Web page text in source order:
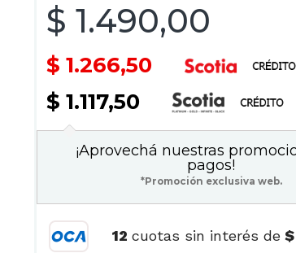
$ 1.490,00
$ 1.266,50
$ 1.117,50
¡Aprovechá nuestras
pagos!
*Promoción exclusiva web.
12cuotas sin interés de $